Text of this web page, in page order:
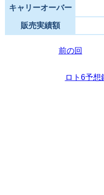
キャリーオーバー
販売実績額
前の回
ロト6予想